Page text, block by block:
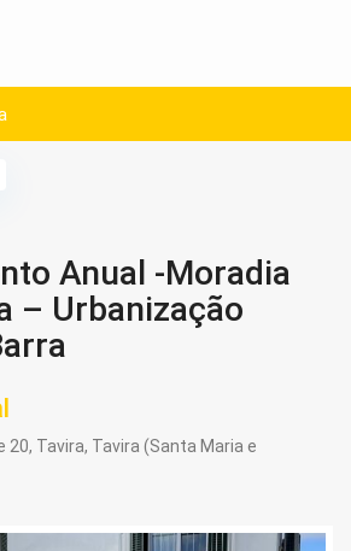
Anual -Moradia
– Urbanização
20, Tavira, Tavira (Santa Maria e